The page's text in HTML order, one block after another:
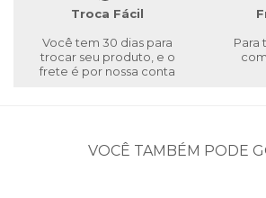
Troca Fácil
Você tem 30 dias para
trocar seu produto, e o
frete é por nossa conta
Para
VOCÊ TAMBÉM PODE